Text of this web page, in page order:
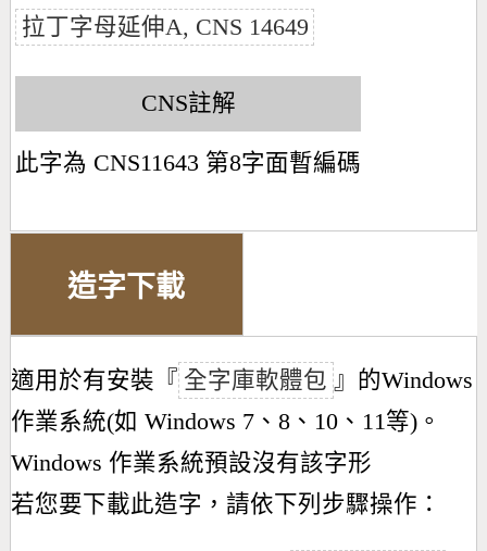
拉丁字母延伸A, CNS 14649
CNS註解
此字為 CNS11643 第8字面暫編碼
造字下載
適用於有安裝『 全字庫軟體包 』的Windows
作業系統(如 Windows 7、8、10、11等)。
Windows 作業系統預設沒有該字形
若您要下載此造字，請依下列步驟操作：